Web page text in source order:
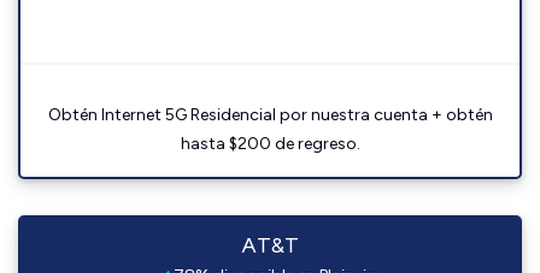
Obtén Internet 5G Residencial por nuestra cuenta + obtén
hasta $200 de regreso.
AT&T